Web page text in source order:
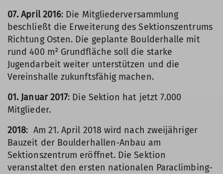
07. April 2016: Die Mitgliederversammlung
beschließt die Erweiterung des Sektionszentrums
Richtung Osten. Die geplante Boulderhalle mit
rund 400 m² Grundfläche soll die starke
Jugendarbeit weiter unterstützen und die
Vereinshalle zukunftsfähig machen.
01. Januar 2017: Die Sektion hat jetzt 7.000
Mitglieder.
2018: Am 21. April 2018 wird nach zweijähriger
Bauzeit der Boulderhallen-Anbau am
Sektionszentrum eröffnet. Die Sektion
veranstaltet den ersten nationalen Paraclimbing-